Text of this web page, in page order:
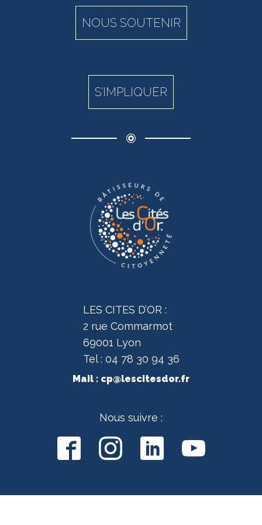
NOUS SOUTENIR
S’IMPLIQUER
LES CITES D’OR :
2 rue Commarmot
69001 Lyon
Tel : 04 78 30 94 36
Mail : cp@lescitesdor.fr
Nous suivre :